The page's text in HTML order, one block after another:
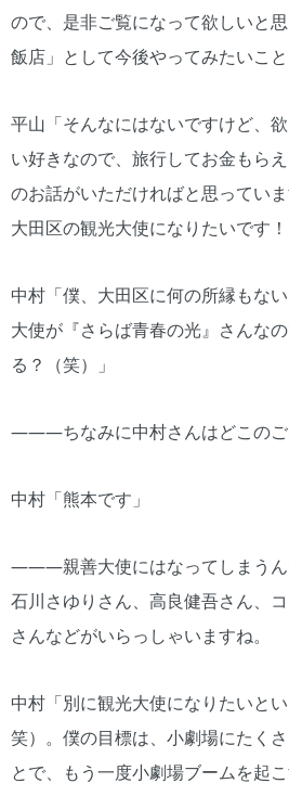
ので、是非ご覧になって欲しいと
飯店」として今後やってみたいこと
平山「そんなにはないですけど、
い好きなので、旅行してお金もら
のお話がいただければと思ってい
大田区の観光大使になりたいです！
中村「僕、大田区に何の所縁もな
大使が『さらば青春の光』さんな
る？（笑）」
―――ちなみに中村さんはどこのご
中村「熊本です」
―――親善大使にはなってしまうん
石川さゆりさん、高良健吾さん、
さんなどがいらっしゃいますね。
中村「別に観光大使になりたいと
笑）。僕の目標は、小劇場にたく
とで、もう一度小劇場ブームを起こ